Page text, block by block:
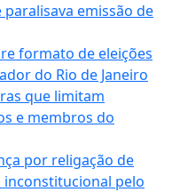
emissão de
formato de eleições
do Rio de Janeiro
que limitam
e membros do
por religação de
inconstitucional pelo